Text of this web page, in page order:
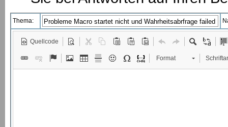
Thema:
Quellcode
Format